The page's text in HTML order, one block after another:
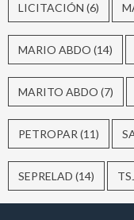
LICITACIÓN (6)
MARIO ABDO (14)
MARITO ABDO (7)
PETROPAR (11)
SEPRELAD (14)